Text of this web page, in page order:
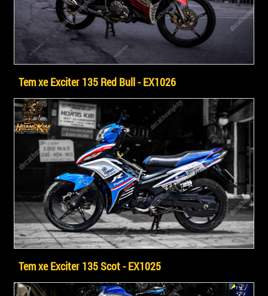
Tem xe Exciter 135 Red Bull - EX1026
Tem xe Exciter 135 Scot - EX1025